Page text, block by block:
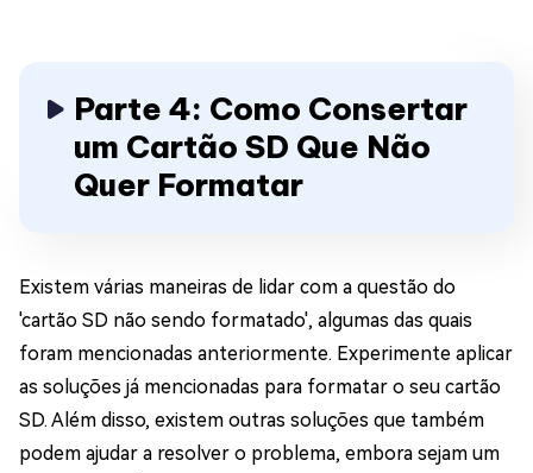
Parte 4: Como Consertar
um Cartão SD Que Não
Quer Formatar
Existem várias maneiras de lidar com a questão do
'cartão SD não sendo formatado', algumas das quais
foram mencionadas anteriormente. Experimente aplicar
as soluções já mencionadas para formatar o seu cartão
SD. Além disso, existem outras soluções que também
podem ajudar a resolver o problema, embora sejam um